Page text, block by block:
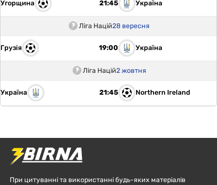
Угорщина 21:45 Україна
Ліга Націй28 вересня
Грузія 19:00 Україна
Ліга Націй2 жовтня
Україна 21:45 Northern Ireland
При цитуванні та використанні будь-яких матеріалів